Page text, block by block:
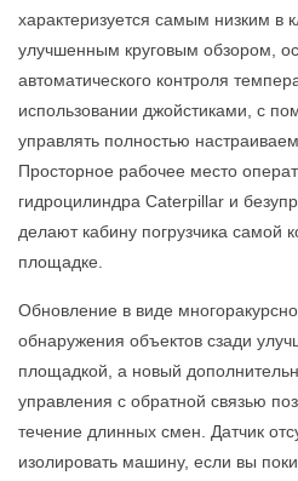
характеризуется самым низким в
улучшенным круговым обзором,
автоматического контроля
использовании джойстиками, с
управлять полностью
Просторное рабочее место
гидроцилиндра Caterpillar и
делают кабину погрузчика самой
площадке.
Обновление в виде
обнаружения объектов сзади
площадкой, а новый
управления с обратной связью
течение длинных смен. Датчик
изолировать машину, если вы